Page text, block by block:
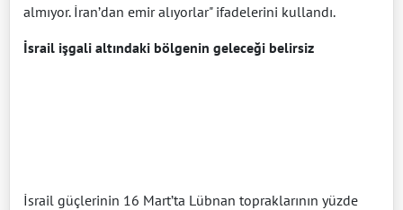
almıyor. İran’dan emir alıyorlar" ifadelerini kullandı.
İsrail işgali altındaki bölgenin geleceği belirsiz
İsrail güçlerinin 16 Mart’ta Lübnan topraklarının yüzde